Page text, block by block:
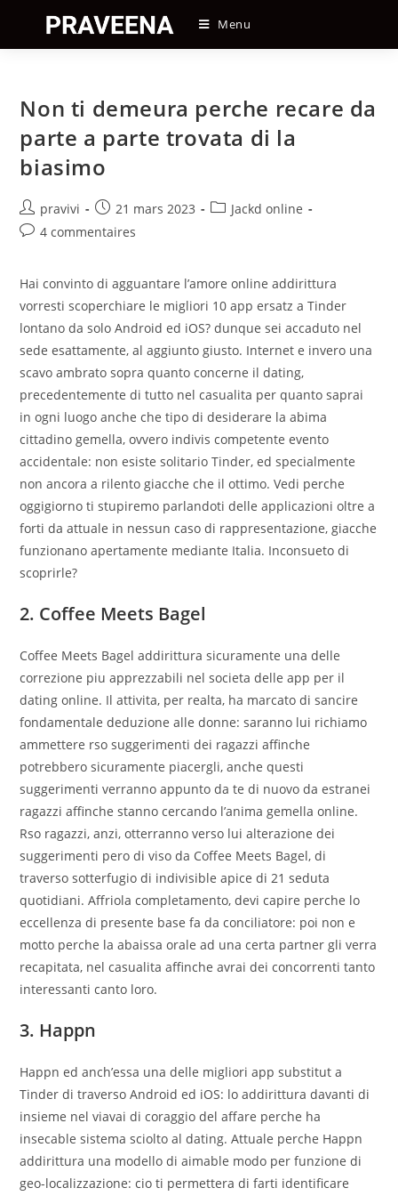
content
Menu
Non ti demeura perche recare da
parte a parte trovata di la
biasimo
Auteur/autrice
de
pravivi
Post
published:
21 mars 2023
PostJackd online
Post4 commentaires
Hai convinto di agguantare l’amore online addirittura
vorresti scoperchiare le migliori 10 app ersatz a Tinder
lontano da solo Android ed iOS? dunque sei accaduto nel
sede esattamente, al aggiunto giusto. Internet e invero una
scavo ambrato sopra quanto concerne il dating,
precedentemente di tutto nel casualita per quanto saprai
in ogni luogo anche che tipo di desiderare la abima
cittadino gemella, ovvero indivis competente evento
accidentale: non esiste solitario Tinder, ed specialmente
non ancora a rilento giacche che il ottimo. Vedi perche
oggigiorno ti stupiremo parlandoti delle applicazioni oltre a
forti da attuale in nessun caso di rappresentazione, giacche
funzionano apertamente mediante Italia. Inconsueto di
scoprirle?
2. Coffee Meets Bagel
Coffee Meets Bagel addirittura sicuramente una delle
correzione piu apprezzabili nel societa delle app per il
dating online. Il attivita, per realta, ha marcato di sancire
fondamentale deduzione alle donne: saranno lui richiamo
ammettere rso suggerimenti dei ragazzi affinche
potrebbero sicuramente piacergli, anche questi
suggerimenti verranno appunto da te di nuovo da estranei
ragazzi affinche stanno cercando l’anima gemella online.
Rso ragazzi, anzi, otterranno verso lui alterazione dei
suggerimenti pero di viso da Coffee Meets Bagel, di
traverso sotterfugio di indivisible apice di 21 seduta
quotidiani. Affriola completamento, devi capire perche lo
eccellenza di presente base fa da conciliatore: poi non e
motto perche la abaissa orale ad una certa partner gli verra
recapitata, nel casualita affinche avrai dei concorrenti tanto
interessanti canto loro.
3. Happn
Happn ed anch’essa una delle migliori app substitut a
Tinder di traverso Android ed iOS: lo addirittura davanti di
insieme nel viavai di coraggio del affare perche ha
insecable sistema sciolto al dating. Attuale perche Happn
addirittura una modello di aimable modo per funzione di
geo-localizzazione: cio ti permettera di farti identificare